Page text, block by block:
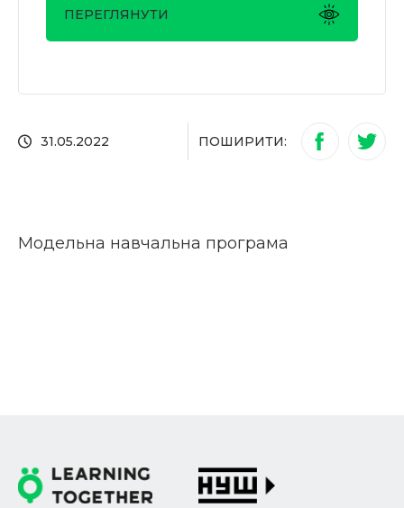
31.05.2022 ПОШИРИТИ:
Модельна навчальна програма
ПЕРЕГЛЯНУТИ